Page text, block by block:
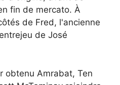
fin de mercato. À
de Fred, l'ancienne
de José
obtenu Amrabat, Ten